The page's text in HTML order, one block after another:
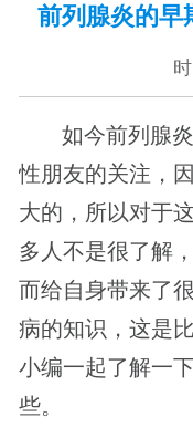
前列腺炎的早
如今前列腺
性朋友的关注，
大的，所以对于
多人不是很了解
而给自身带来了
病的知识，这是
小编一起了解一
些。